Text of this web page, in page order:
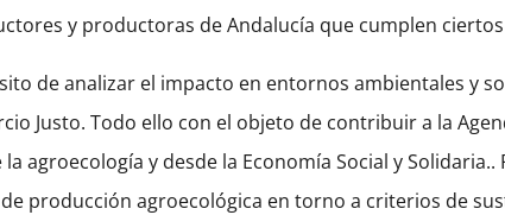
y productoras de Andalucía que cumplen
de analizar el impacto en entornos ambientales y
Justo. Todo ello con el objeto de contribuir a la
agroecología y desde la Economía Social y
producción agroecológica en torno a criterios de